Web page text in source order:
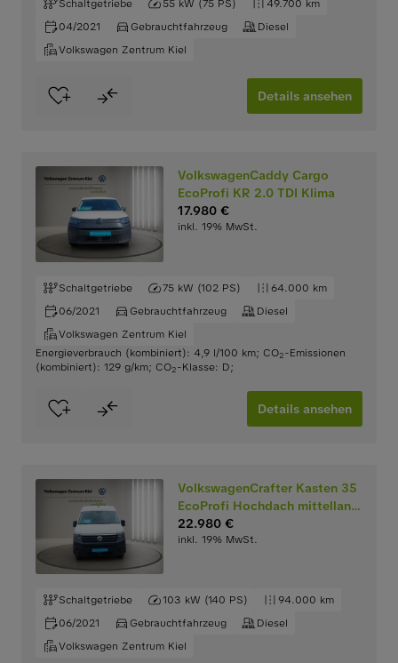
Schaltgetriebe 55 kW (75 PS)
49.700 km
04/2021
Gebrauchtfahrzeug
Diesel
Volkswagen Zentrum Kiel
Details ansehen
VolkswagenCaddy Cargo
EcoProfi KR 2.0 TDI Klima
17.980 €
inkl. 19% MwSt.
Schaltgetriebe 75 kW (102 PS)
64.000 km
06/2021
Gebrauchtfahrzeug
Diesel
Volkswagen Zentrum Kiel
Energieverbrauch (kombiniert): 4,9 l/100 km; CO2-Emissionen
(kombiniert): 129 g/km; CO2-Klasse: D;
Details ansehen
VolkswagenCrafter Kasten 35
EcoProfi Hochdach mittellang
2.0 TDI
22.980 €
inkl. 19% MwSt.
Schaltgetriebe 103 kW (140 PS)
94.000 km
06/2021
Gebrauchtfahrzeug
Diesel
Volkswagen Zentrum Kiel